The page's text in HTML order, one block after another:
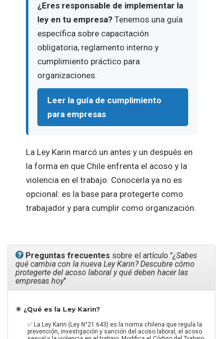
¿Eres responsable de implementar la
ley en tu empresa? Tenemos una guía
específica sobre capacitación
obligatoria, reglamento interno y
cumplimiento práctico para
organizaciones.
Leer la guía de cumplimiento
para empresas
La Ley Karin marcó un antes y un después en
la forma en que Chile enfrenta el acoso y la
violencia en el trabajo. Conocerla ya no es
opcional: es la base para protegerte como
trabajador y para cumplir como organización.
Preguntas frecuentes sobre el artículo "¿Sabes
qué cambia con la nueva Ley Karin? Descubre cómo
protegerte del acoso laboral y qué deben hacer las
empresas hoy"
✴️ ¿Qué es la Ley Karin?
✅ La Ley Karin (Ley N°21.643) es la norma chilena que regula la
prevención, investigación y sanción del acoso laboral, el acoso